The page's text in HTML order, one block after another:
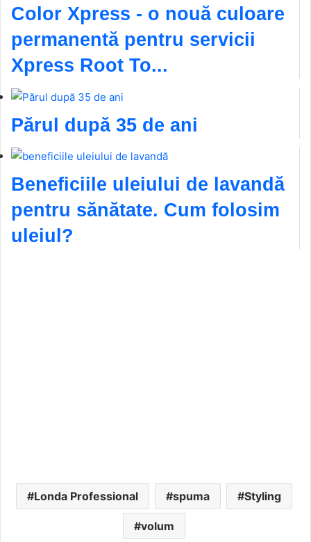
Color Xpress - o nouă culoare
permanentă pentru servicii
Xpress Root To...
Părul după 35 de ani
Beneficiile uleiului de lavandă
pentru sănătate. Cum folosim
uleiul?
Londa Professional spuma Styling
volum